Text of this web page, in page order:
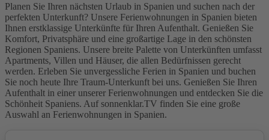
Planen Sie Ihren nächsten Urlaub in Spanien und suchen nach der
perfekten Unterkunft? Unsere Ferienwohnungen in Spanien bieten
Ihnen erstklassige Unterkünfte für Ihren Aufenthalt. Genießen Sie
Komfort, Privatsphäre und eine großartige Lage in den schönsten
Regionen Spaniens. Unsere breite Palette von Unterkünften umfasst
Apartments, Villen und Häuser, die allen Bedürfnissen gerecht
werden. Erleben Sie unvergessliche Ferien in Spanien und buchen
Sie noch heute Ihre Traum-Unterkunft bei uns. Genießen Sie Ihren
Aufenthalt in einer unserer Ferienwohnungen und entdecken Sie die
Schönheit Spaniens. Auf sonnenklar.TV finden Sie eine große
Auswahl an Ferienwohnungen in Spanien.